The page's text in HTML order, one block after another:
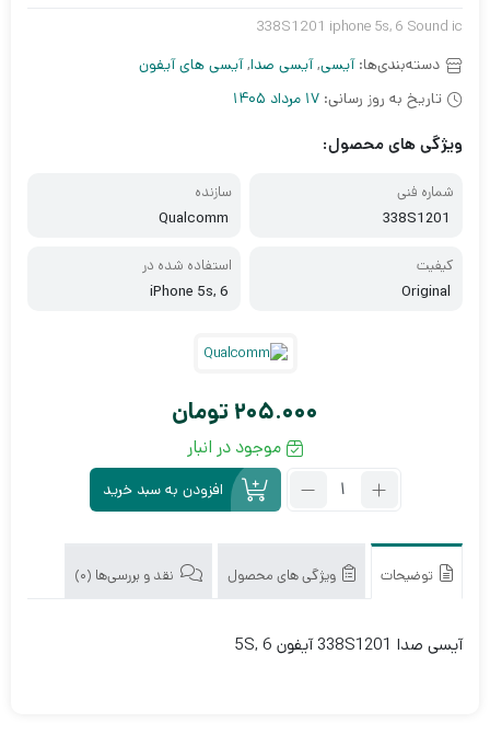
338S1201 iphone 5s, 6 Sound ic
دسته‌بندی‌ها:آیسی,آیسی صدا,آیسی های آیفون
تاریخ به روز رسانی: 17 مرداد 1405
ویژگی های محصول:
شماره فنی
338S1201
سازنده
Qualcomm
کیفیت
Original
استفاده شده در
iPhone 5s, 6
205.000 تومان
موجود در انبار
تعداد:
338S1201
6
افزودن به سبد خرید
توضیحات ویژگی های محصول نقد و بررسی‌ها (0)
آیسی صدا 338S1201 آیفون 5S, 6